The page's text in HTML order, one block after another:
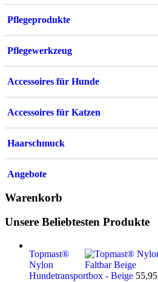
auf
gewählt
Pflegeprodukte
Pflegewerkzeug
Accessoires für Hunde
Accessoires für Katzen
Haarschmuck
Angebote
Warenkorb
Unsere Beliebtesten Produkte
Topmast®
Nylon
Hundetransportbox - Beige 55,95